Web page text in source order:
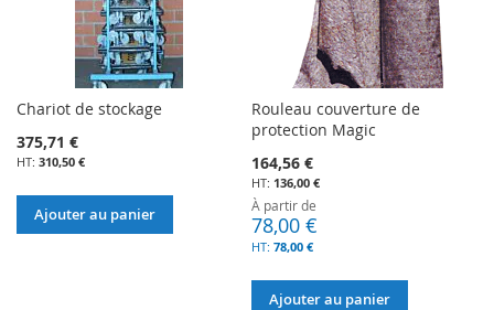
Chariot de stockage
375,71 €
310,50 €
Ajouter au panier
Rouleau couverture de
protection Magic
164,56 €
136,00 €
À partir de
78,00 €
78,00 €
Ajouter au panier